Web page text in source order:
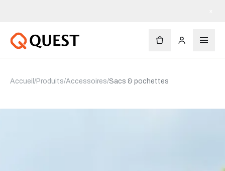
Accueil /Produits/Accessoires/Sacs & pochettes